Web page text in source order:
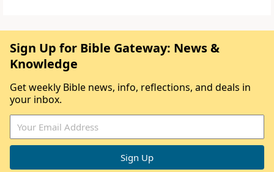
Sign Up for Bible Gateway: News &
Knowledge
Get weekly Bible news, info, reflections, and deals in
your inbox.